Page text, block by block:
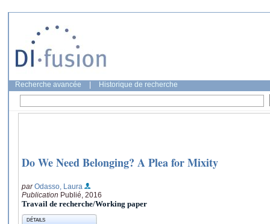
Recherche avancée Historique de recherche
Do We Need Belonging? A Plea for Mixity
parOdasso, Laura
Publication Publié, 2016
Travail de recherche/Working paper
DÉTAILS